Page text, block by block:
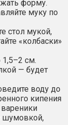
форму.
муку по
стол мукой,
«колбаски»
1,5–2 см.
— будет
воду до
кипения
шумовкой,